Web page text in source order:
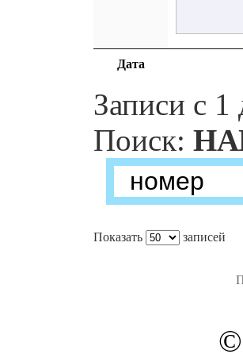
Дата
Записи с 1
Поиск:
Показать записей